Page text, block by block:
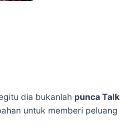
dia bukanlah punca Talk
untuk memberi peluang